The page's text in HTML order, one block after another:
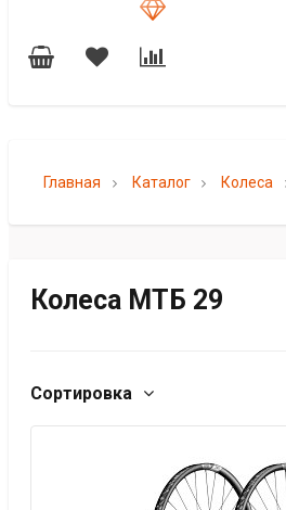
Главная Каталог Колеса
Колеса МТБ 29
Сортировка